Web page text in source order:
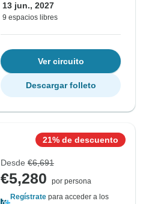
13 jun., 2027
9 espacios libres
Ver circuito
Descargar folleto
21% de descuento
Desde €6,691
€5,280
por persona
Regístrate para acceder a los